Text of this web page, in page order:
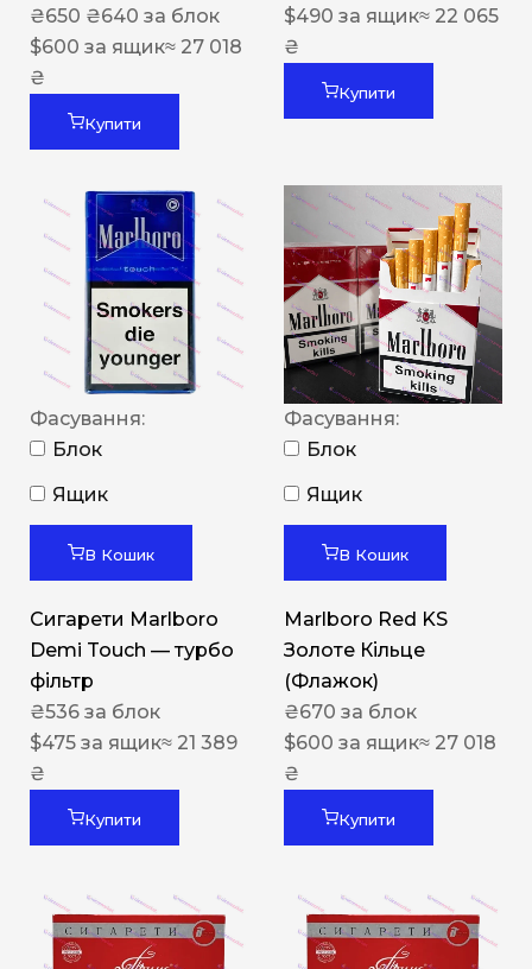
₴650 ₴640 за блок
$600 за ящик≈ 27 018
₴
Купити
$490 за ящик≈ 22 065
₴
Купити
Фасування:
Блок
Ящик
В Кошик
Сигарети Marlboro
Demi Touch — турбо
фільтр
₴536 за блок
$475 за ящик≈ 21 389
₴
Купити
Фасування:
Блок
Ящик
В Кошик
Marlboro Red KS
Золоте Кільце
(Флажок)
₴670 за блок
$600 за ящик≈ 27 018
₴
Купити